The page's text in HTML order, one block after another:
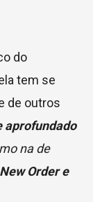
do
tem se
de outros
aprofundado
na de
Order e